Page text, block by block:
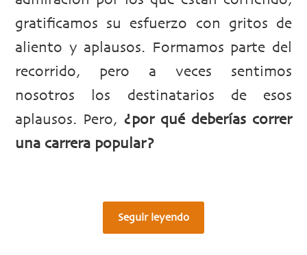
gratificamos su esfuerzo con gritos de
aliento y aplausos. Formamos parte del
recorrido, pero a veces sentimos
nosotros los destinatarios de esos
aplausos. Pero, ¿por qué deberías correr
una carrera popular?
Seguir leyendo